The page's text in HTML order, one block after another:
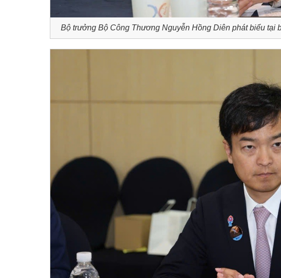
Bộ trưởng Bộ Công Thương Nguyễn Hồng Diên phát biểu tại